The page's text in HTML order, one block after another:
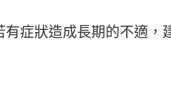
症狀造成長期的不適，